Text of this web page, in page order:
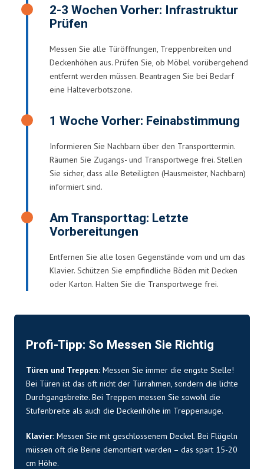
2-3 Wochen Vorher: Infrastruktur
Prüfen
Messen Sie alle Türöffnungen, Treppenbreiten und
Deckenhöhen aus. Prüfen Sie, ob Möbel vorübergehend
entfernt werden müssen. Beantragen Sie bei Bedarf
eine Halteverbotszone.
1 Woche Vorher: Feinabstimmung
Informieren Sie Nachbarn über den Transporttermin.
Räumen Sie Zugangs- und Transportwege frei. Stellen
Sie sicher, dass alle Beteiligten (Hausmeister, Nachbarn)
informiert sind.
Am Transporttag: Letzte
Vorbereitungen
Entfernen Sie alle losen Gegenstände vom und um das
Klavier. Schützen Sie empfindliche Böden mit Decken
oder Karton. Halten Sie die Transportwege frei.
Profi-Tipp: So Messen Sie Richtig
Türen und Treppen: Messen Sie immer die engste Stelle!
Bei Türen ist das oft nicht der Türrahmen, sondern die lichte
Durchgangsbreite. Bei Treppen messen Sie sowohl die
Stufenbreite als auch die Deckenhöhe im Treppenauge.
Klavier: Messen Sie mit geschlossenem Deckel. Bei Flügeln
müssen oft die Beine demontiert werden – das spart 15-20
cm Höhe.